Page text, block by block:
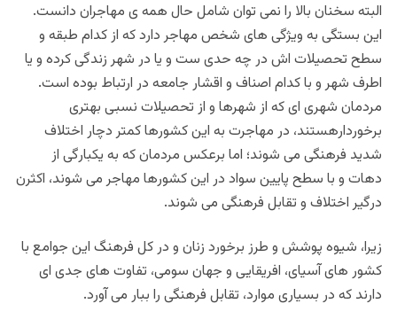
البته سخنان بالا را نمی توان شامل حال همه ی مهاجران دانست.
این بستگی به ویژگی های شخص مهاجر دارد که از کدام طبقه و
سطح تحصیلات اش در چه حدی ست و یا در شهر زندگی کرده و یا
اطرف شهر و با کدام اصناف و اقشار جامعه در ارتباط بوده است.
مردمان شهری ای که از شهرها و از تحصیلات نسبی بهتری
برخوردارهستند، در مهاجرت به این کشورها کمتر دچار اختلاف
شدید فرهنگی می شوند؛ اما برعکس مردمان که به یکبارگی از
دهات و با سطح پایین سواد در این کشورها مهاجر می شوند، اکثرن
درگیر اختلاف و تقابل فرهنگی می شوند.
زیرا، شیوه پوشش و طرز برخورد زنان و در کل فرهنگ این جوامع با
کشور های آسیای، افریقایی و جهان سومی، تفاوت های جدی ای
دارند که در بسیاری موارد، تقابل فرهنگی را ببار می آورد.